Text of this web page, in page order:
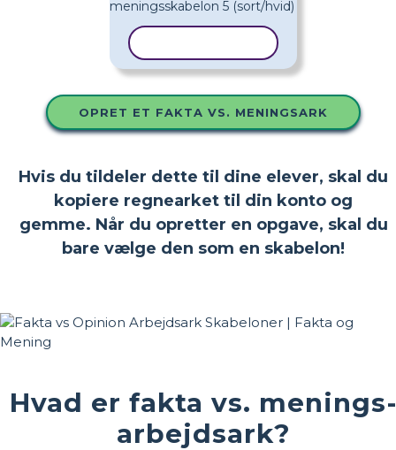
OPRET ET FAKTA VS. MENINGSARK
Hvis du tildeler dette til dine elever, skal du
kopiere regnearket til din konto og
gemme. Når du opretter en opgave, skal du
bare vælge den som en skabelon!
Hvad er fakta vs.
arbejdsark?